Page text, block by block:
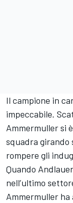
Il campione in
impeccabile.
Ammermuller si
squadra girando
rompere gli
Quando
nell’ultimo
Ammermuller ha